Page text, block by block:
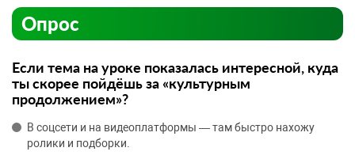
Опрос
Если тема на уроке показалась интересной, куда
ты скорее пойдёшь за «культурным
продолжением»?
В соцсети и на видеоплатформы — там быстро нахожу
ролики и подборки.